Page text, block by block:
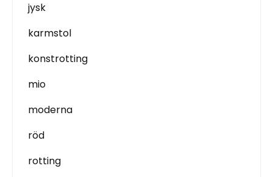
jysk
karmstol
konstrotting
mio
moderna
röd
rotting